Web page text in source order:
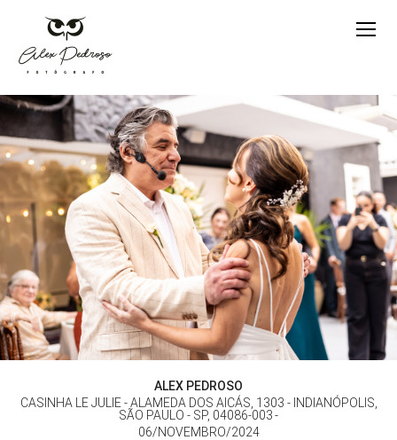
ALEX PEDROSO
CASINHA LE JULIE - ALAMEDA DOS AICÁS, 1303 - INDIANÓPOLIS,
SÃO PAULO - SP, 04086-003
06/NOVEMBRO/2024